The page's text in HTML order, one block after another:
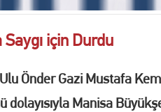
KÖSE YENİDEN YUNUSEMRE
için Durdu
Önder Gazi Mustafa
dolayısıyla Manisa